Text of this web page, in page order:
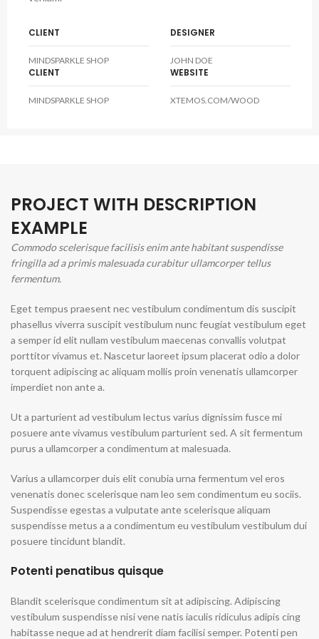
CLIENT
MINDSPARKLE SHOP
DESIGNER
JOHN DOE
CLIENT
MINDSPARKLE SHOP
WEBSITE
XTEMOS.COM/WOOD
PROJECT WITH DESCRIPTION
EXAMPLE
Commodo scelerisque facilisis enim ante habitant suspendisse
fringilla ad a primis malesuada curabitur ullamcorper tellus
fermentum.
Eget tempus praesent nec vestibulum condimentum dis suscipit
phasellus viverra suscipit vestibulum nunc feugiat vestibulum eget
a semper id elit nullam vestibulum maecenas convallis volutpat
porttitor vivamus et. Nascetur laoreet ipsum placerat odio a dolor
torquent adipiscing ac aliquam mollis proin venenatis ullamcorper
imperdiet non ante a.
Ut a parturient ad vestibulum lectus varius dignissim fusce mi
posuere ante vivamus vestibulum parturient sed. A sit fermentum
purus a ullamcorper a condimentum at malesuada.
Varius a ullamcorper duis elit conubia urna fermentum vel eros
venenatis donec scelerisque nam leo sem condimentum eu sociis.
Suspendisse egestas a vulputate ante scelerisque aliquam
suspendisse metus a a condimentum eu vestibulum vestibulum dui
posuere tincidunt blandit.
Potenti penatibus quisque
Blandit scelerisque condimentum sit at adipiscing. Adipiscing
vestibulum suspendisse nisi vene natis iaculis ridiculus adipis cing
habitasse neque ad at hendrerit diam facilisi semper. Potenti pen